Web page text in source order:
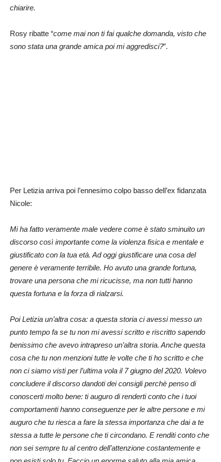
chiarire.
Rosy ribatte “come mai non ti fai qualche domanda, visto che
sono stata una grande amica poi mi aggredisci?”.
Per Letizia arriva poi l’ennesimo colpo basso dell’ex fidanzata
Nicole:
Mi ha fatto veramente male vedere come è stato sminuito un
discorso così importante come la violenza fisica e mentale e
giustificato con la tua età. Ad oggi giustificare una cosa del
genere è veramente terribile. Ho avuto una grande fortuna,
trovare una persona che mi ricucisse, ma non tutti hanno
questa fortuna e la forza di rialzarsi.
Poi Letizia un’altra cosa: a questa storia ci avessi messo un
punto tempo fa se tu non mi avessi scritto e riscritto sapendo
benissimo che avevo intrapreso un’altra storia. Anche questa
cosa che tu non menzioni tutte le volte che ti ho scritto e che
non ci siamo visti per l’ultima vola il 7 giugno del 2020. Volevo
concludere il discorso dandoti dei consigli perchè penso di
conoscerti molto bene: ti auguro di renderti conto che i tuoi
comportamenti hanno conseguenze per le altre persone e mi
auguro che tu riesca a fare la stessa importanza che dai a te
stessa a tutte le persone che ti circondano. E renditi conto che
non sei sempre tu al centro dell’attenzione costantemente e